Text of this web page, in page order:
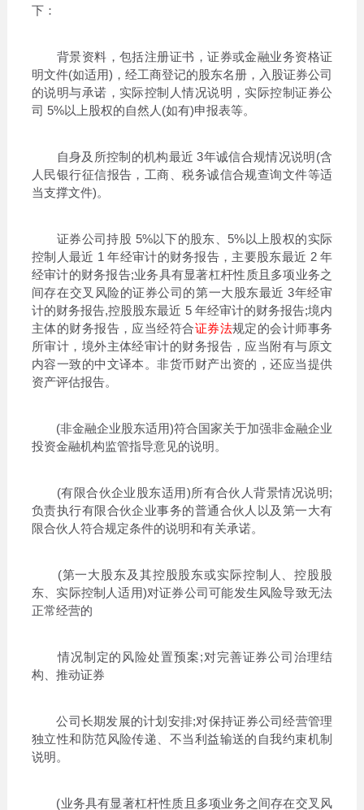
下：
背景资料，包括注册证书，证券或金融业务资格证
明文件(如适用)，经工商登记的股东名册，入股证券公司
的说明与承诺，实际控制人情况说明，实际控制证券公
司 5%以上股权的自然人(如有)申报表等。
自身及所控制的机构最近 3年诚信合规情况说明(含
人民银行征信报告，工商、税务诚信合规查询文件等适
当支撑文件)。
证券公司持股 5%以下的股东、5%以上股权的实际
控制人最近 1 年经审计的财务报告，主要股东最近 2 年
经审计的财务报告;业务具有显著杠杆性质且多项业务之
间存在交叉风险的证券公司的第一大股东最近 3年经审
计的财务报告,控股股东最近 5 年经审计的财务报告;境内
主体的财务报告，应当经符合证券法规定的会计师事务
所审计，境外主体经审计的财务报告，应当附有与原文
内容一致的中文译本。非货币财产出资的，还应当提供
资产评估报告。
(非金融企业股东适用)符合国家关于加强非金融企业
投资金融机构监管指导意见的说明。
(有限合伙企业股东适用)所有合伙人背景情况说明;
负责执行有限合伙企业事务的普通合伙人以及第一大有
限合伙人符合规定条件的说明和有关承诺。
(第一大股东及其控股股东或实际控制人、控股股
东、实际控制人适用)对证券公司可能发生风险导致无法
正常经营的
情况制定的风险处置预案;对完善证券公司治理结
构、推动证券
公司长期发展的计划安排;对保持证券公司经营管理
独立性和防范风险传递、不当利益输送的自我约束机制
说明。
(业务具有显著杠杆性质且多项业务之间存在交叉风